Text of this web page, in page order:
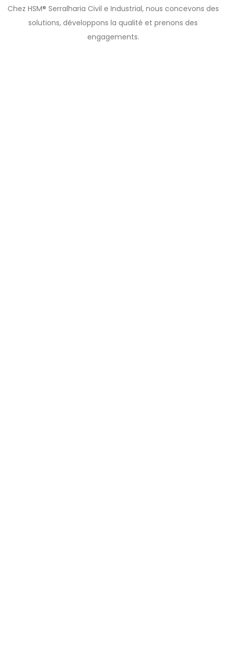
Chez HSM® Serralharia Civil e Industrial, nous concevons des
solutions, développons la qualité et prenons des
engagements.